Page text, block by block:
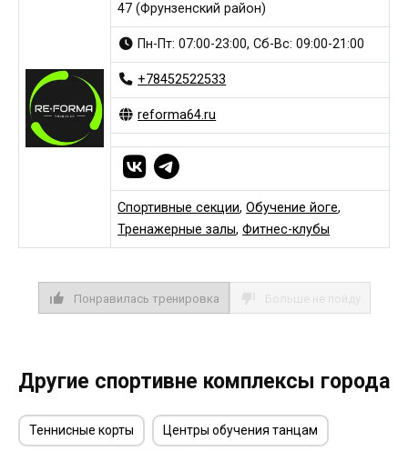
47 (Фрунзенский район)
Пн-Пт: 07:00-23:00, Сб-Вс: 09:00-21:00
+78452522533
reforma64.ru
Спортивные секции,Обучение йоге,
Тренажерные залы,Фитнес-клубы
Понравилась тренировка
Другие спортивне комплексы города
Теннисные корты Центры обучения танцам